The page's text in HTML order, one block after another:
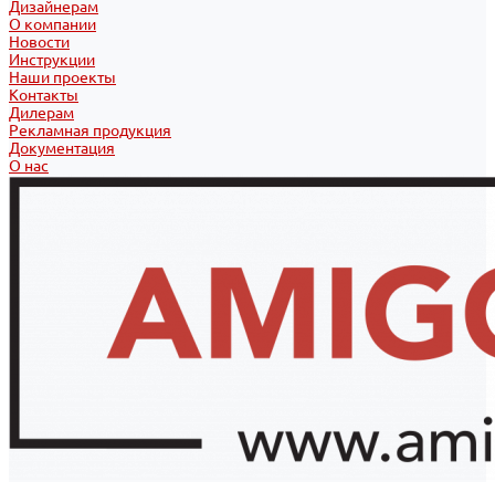
Дизайнерам
О компании
Новости
Инструкции
Наши проекты
Контакты
Дилерам
Рекламная продукция
Документация
О нас